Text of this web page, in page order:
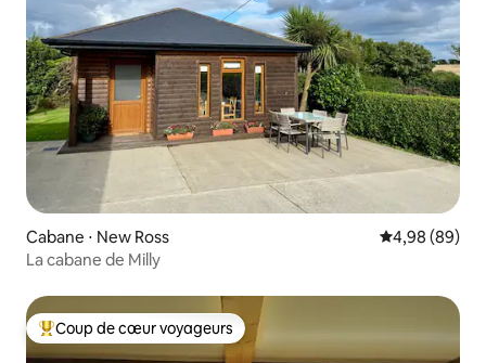
Cabane ⋅ New Ross Évaluation
4,98 (89)
La cabane de Milly
Coups de cœur voyageurs les plus appréciés
Coup de cœur voyageurs